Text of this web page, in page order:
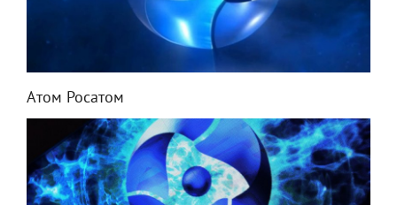
Атом Росатом